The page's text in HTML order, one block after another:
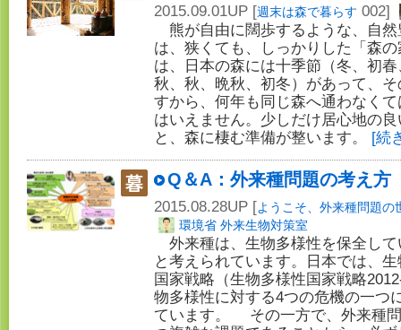
2015.09.01UP [週末は森で暮らす 002]
熊が自由に闊歩するような、自
は、狭くても、しっかりした「森
は、日本の森には十季節（冬、初
秋、秋、晩秋、初冬）があって、
すから、何年も同じ森へ通わなく
はいえません。少しだけ居心地の
と、森に棲む準備が整います。 [続
Q＆A：外来種問題の考え方
2015.08.28UP [ようこそ、外来種問題の
環境省 外来生物対策室
外来種は、生物多様性を保全し
と考えられています。日本では、
国家戦略（生物多様性国家戦略
物多様性に対する4つの危機の一つ
ています。 その一方で、外来種